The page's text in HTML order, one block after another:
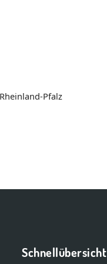
Pfalz
Schnellübersicht